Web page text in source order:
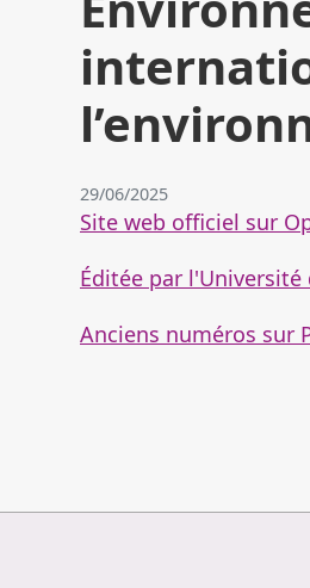
29/06/2025
Site web officiel sur
Éditée par
Anciens numéros sur